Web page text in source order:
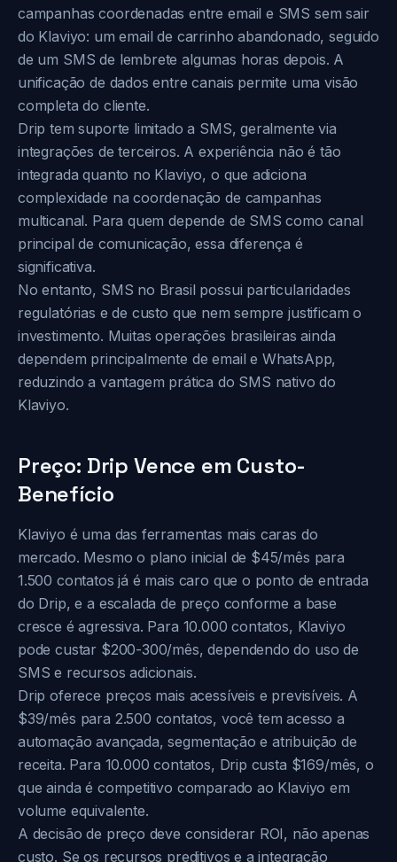
campanhas coordenadas entre email e SMS sem sair
do Klaviyo: um email de carrinho abandonado, seguido
de um SMS de lembrete algumas horas depois. A
unificação de dados entre canais permite uma visão
completa do cliente.
Drip tem suporte limitado a SMS, geralmente via
integrações de terceiros. A experiência não é tão
integrada quanto no Klaviyo, o que adiciona
complexidade na coordenação de campanhas
multicanal. Para quem depende de SMS como canal
principal de comunicação, essa diferença é
significativa.
No entanto, SMS no Brasil possui particularidades
regulatórias e de custo que nem sempre justificam o
investimento. Muitas operações brasileiras ainda
dependem principalmente de email e WhatsApp,
reduzindo a vantagem prática do SMS nativo do
Klaviyo.
Preço: Drip Vence em Custo-
Benefício
Klaviyo é uma das ferramentas mais caras do
mercado. Mesmo o plano inicial de $45/mês para
1.500 contatos já é mais caro que o ponto de entrada
do Drip, e a escalada de preço conforme a base
cresce é agressiva. Para 10.000 contatos, Klaviyo
pode custar $200-300/mês, dependendo do uso de
SMS e recursos adicionais.
Drip oferece preços mais acessíveis e previsíveis. A
$39/mês para 2.500 contatos, você tem acesso a
automação avançada, segmentação e atribuição de
receita. Para 10.000 contatos, Drip custa $169/mês, o
que ainda é competitivo comparado ao Klaviyo em
volume equivalente.
A decisão de preço deve considerar ROI, não apenas
custo. Se os recursos preditivos e a integração